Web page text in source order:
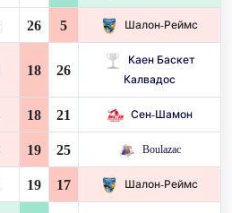
26 5 Шалон-Реймс
18 26
Каен Баскет
Калвадос
18 21 Сен-Шамон
19 25 Boulazac
19 17 Шалон-Реймс